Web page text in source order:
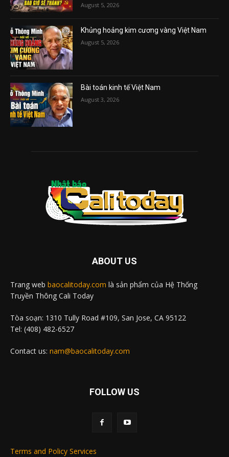
August 5, 2026
Khủng hoảng kim cương vàng Việt Nam
August 5, 2026
Bài toán kinh tế Việt Nam
August 3, 2026
ABOUT US
Trang web baocalitoday.com là sản phẩm của Hệ Thống
Truyền Thông Cali Today
Tòa soạn: 1310 Tully Road #109, San Jose, CA 95122
Tel: (408) 482-6527
Contact us: nam@baocalitoday.com
FOLLOW US
Terms and Policy Services